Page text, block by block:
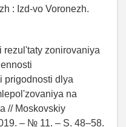
: Izd-vo Voronezh.
rezul'taty zonirovaniya
prigodnosti dlya
na
// Moskovskiy
– № 11. – S. 48–58.